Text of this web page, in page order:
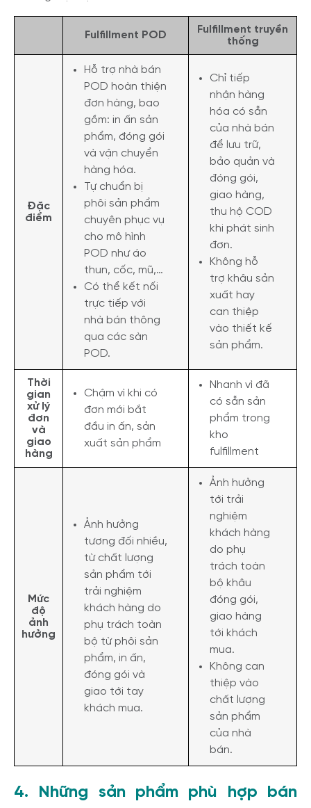
Fulfillment POD
Fulfillment truyền
thống
Đặc
điểm
Hỗ trợ nhà bán
POD hoàn thiện
đơn hàng, bao
gồm: in ấn sản
phẩm, đóng gói
và vận chuyển
hàng hóa.
Tự chuẩn bị
phôi sản phẩm
chuyên phục vụ
cho mô hình
POD như áo
thun, cốc, mũ,…
Có thể kết nối
trực tiếp với
nhà bán thông
qua các sàn
POD.
Chỉ tiếp
nhận hàng
hóa có sẵn
của nhà bán
để lưu trữ,
bảo quản và
đóng gói,
giao hàng,
thu hộ COD
khi phát sinh
đơn.
Không hỗ
trợ khâu sản
xuất hay
can thiệp
vào thiết kế
sản phẩm.
Thời
gian
xử lý
đơn
và
giao
hàng
Chậm vì khi có
đơn mới bắt
đầu in ấn, sản
xuất sản phẩm
Nhanh vì đã
có sẵn sản
phẩm trong
kho
fulfillment
Mức
độ
ảnh
hưởng
Ảnh hưởng
tương đối nhiều,
từ chất lượng
sản phẩm tới
trải nghiệm
khách hàng do
phụ trách toàn
bộ từ phôi sản
phẩm, in ấn,
đóng gói và
giao tới tay
khách mua.
Ảnh hưởng
tới trải
nghiệm
khách hàng
do phụ
trách toàn
bộ khâu
đóng gói,
giao hàng
tới khách
mua.
Không can
thiệp vào
chất lượng
sản phẩm
của nhà
bán.
4. Những sản phẩm phù hợp bán